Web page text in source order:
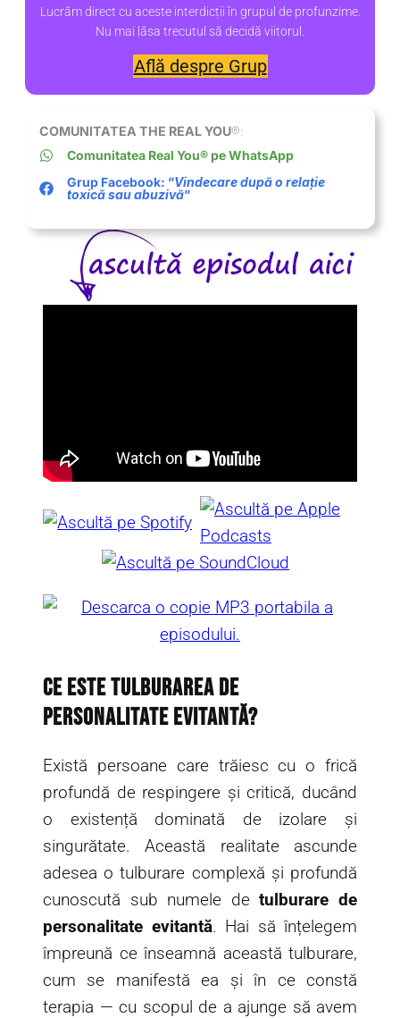
Ce Este Tulburarea de
Personalitate Evitantă?
Există persoane care trăiesc cu o frică
profundă de respingere și critică, ducând
o existență dominată de izolare și
singurătate. Această realitate ascunde
adesea o tulburare complexă și profundă
cunoscută sub numele detulburare de
personalitate evitantă. Hai să înțelegem
împreună ce înseamnă această tulburare,
cum se manifestă ea și în ce constă
terapia — cu scopul de a ajunge să avem
Lucrăm direct cu aceste interdicții în grupul de profunzime.
Nu mai lăsa trecutul să decidă viitorul.
Află despre Grup
COMUNITATEA THE REAL YOU®:
Comunitatea Real You® pe WhatsApp
Grup Facebook: ”Vindecare după o relație
toxică sau abuzivă”